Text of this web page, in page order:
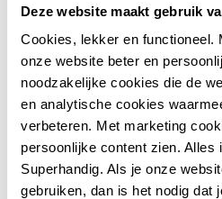
Deze website maakt gebruik
Cookies, lekker en functioneel.
onze website beter en
noodzakelijke cookies die de
en analytische cookies
verbeteren. Met marketing
persoonlijke content zien. Alles
Superhandig. Als je onze
gebruiken, dan is het nodig dat